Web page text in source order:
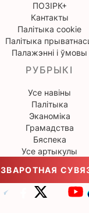
ПОЗІРК+
Кантакты
Палітыка cookie
Палітыка
Палажэнні і ўмовы
РУБРЫКІ
Усе навіны
Палітыка
Эканоміка
Грамадства
Бяспека
Усе артыкулы
ЗВАРОТНАЯ